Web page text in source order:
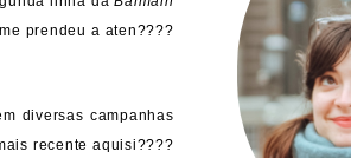
prendeu a aten????
diversas campanhas
recente aquisi????